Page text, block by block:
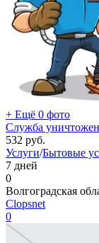
+ Ещё 0 фото
Служба
532 руб.
Услуги/Бытовые
7 дней
0
Волгоградская
Clopsnet
0